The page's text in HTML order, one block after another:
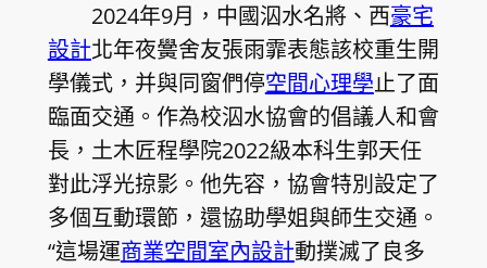
2024年9月，中國泅水名將、西豪宅
設計北年夜黌舍友張雨霏表態該校重生開
學儀式，并與同窗們停空間心理學止了面
臨面交通。作為校泅水協會的倡議人和會
長，土木匠程學院2022級本科生郭天任
對此浮光掠影。他先容，協會特別設定了
多個互動環節，還協助學姐與師生交通。
“這場運商業空間室內設計動撲滅了良多